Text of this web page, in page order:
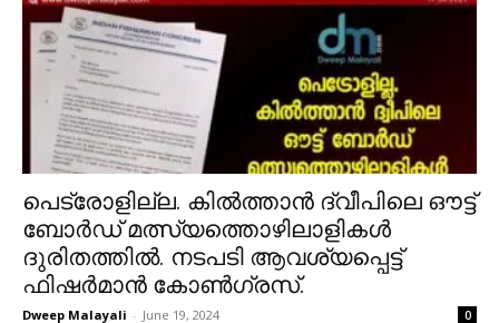
പെട്രോളില്ല. കിൽത്താൻ ദ്വീപിലെ ഔട്ട്
ബോർഡ് മത്സ്യത്തൊഴിലാളികൾ
ദുരിതത്തിൽ. നടപടി ആവശ്യപ്പെട്ട്
ഫിഷർമാൻ കോൺഗ്രസ്.
Dweep Malayali - June 19, 2024 0